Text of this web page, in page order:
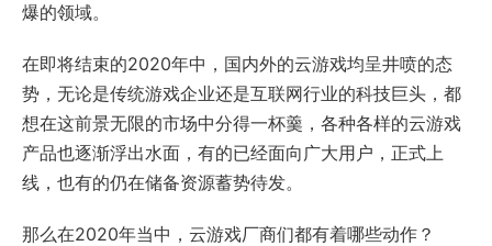
爆的领域。
在即将结束的2020年中，国内外的云游戏均呈井喷的态
势，无论是传统游戏企业还是互联网行业的科技巨头，都
想在这前景无限的市场中分得一杯羹，各种各样的云游戏
产品也逐渐浮出水面，有的已经面向广大用户，正式上
线，也有的仍在储备资源蓄势待发。
那么在2020年当中，云游戏厂商们都有着哪些动作？